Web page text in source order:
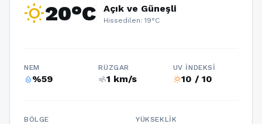
wb_sunny20°C Açık ve Güneşli
Hissedilen: 19°C
NEM
humidity_percentage%59
RÜZGAR
air1 km/s
UV İNDEKSI
wb_sunny10 / 10
BÖLGE YÜKSEKLIK